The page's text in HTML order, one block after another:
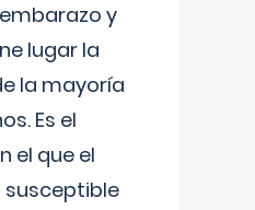
y
lugar la
la mayoría
Es el
el que el